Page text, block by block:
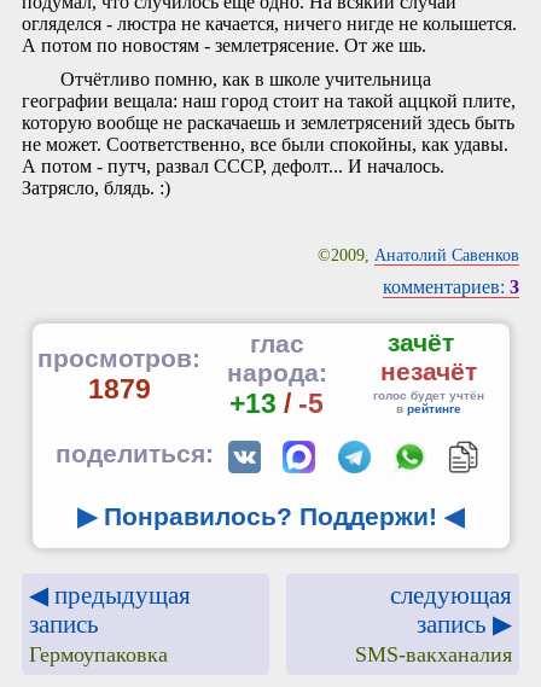
огляделся - люстра не качается, ничего нигде не колышется.
А потом по новостям - землетрясение. От же шь.
Отчётливо помню, как в школе учительница
географии вещала: наш город стоит на такой аццкой плите,
которую вообще не раскачаешь и землетрясений здесь быть
не может. Соответственно, все были спокойны, как удавы.
А потом - путч, развал СССР, дефолт... И началось.
Затрясло, блядь. :)
©2009, Анатолий Савенков
комментариев: 3
просмотров:
1879
глас
народа:
+13 / -5
зачёт
незачёт
голос будет учтён
в рейтинге
поделиться:
▶ Понравилось? Поддержи! ◀
◀ предыдущая
запись
Гермоупаковка
следующая
запись ▶
SMS-вакханалия